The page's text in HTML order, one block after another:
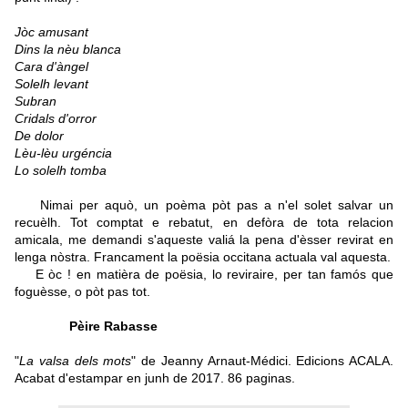
Jòc amusant
Dins la nèu blanca
Cara d'àngel
Solelh levant
Subran
Cridals d'orror
De dolor
Lèu-lèu urgéncia
Lo solelh tomba
Nimai per aquò, un poèma pòt pas a n'el solet salvar un
recuèlh. Tot comptat e rebatut, en defòra de tota relacion
amicala, me demandi s'aqueste valiá la pena d'èsser revirat en
lenga nòstra. Francament la poësia occitana actuala val aquesta.
E òc ! en matièra de poësia, lo reviraire, per tan famós que
foguèsse, o pòt pas tot.
Pèire Rabasse
"La valsa dels mots" de Jeanny Arnaut-Médici. Edicions ACALA.
Acabat d'estampar en junh de 2017. 86 paginas.